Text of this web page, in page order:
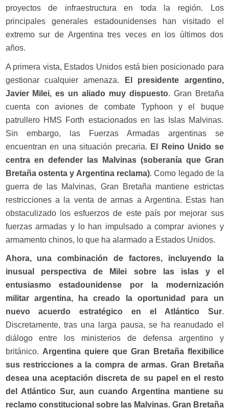
proyectos de infraestructura en toda la región. Los
principales generales estadounidenses han visitado el
extremo sur de Argentina tres veces en los últimos dos
años.
A primera vista, Estados Unidos está bien posicionado para
gestionar cualquier amenaza.
El presidente argentino,
Javier Milei, es un aliado muy dispuesto. Gran Bretaña
cuenta con aviones de combate Typhoon y el buque
patrullero HMS Forth estacionados en las Islas Malvinas.
Sin embargo, las Fuerzas Armadas argentinas se
encuentran en una situación precaria. El Reino Unido se
centra en defender las Malvinas (soberanía que Gran
Bretaña ostenta y Argentina reclama). Como legado de la
guerra de las Malvinas, Gran Bretaña mantiene estrictas
restricciones a la venta de armas a Argentina. Estas han
obstaculizado los esfuerzos de este país por mejorar sus
fuerzas armadas y lo han impulsado a comprar aviones y
armamento chinos, lo que ha alarmado a Estados Unidos.
Ahora, una combinación de factores, incluyendo la
inusual perspectiva de Milei sobre las islas y el
entusiasmo estadounidense por la modernización
militar argentina, ha creado la oportunidad para un
nuevo acuerdo estratégico en el Atlántico Sur.
Discretamente, tras una larga pausa, se ha reanudado el
diálogo entre los ministerios de defensa argentino y
británico. Argentina quiere que Gran Bretaña flexibilice
sus restricciones a la compra de armas. Gran Bretaña
desea una aceptación discreta de su papel en el resto
del Atlántico Sur, aun cuando Argentina mantiene su
reclamo constitucional sobre las Malvinas. Gran Bretaña